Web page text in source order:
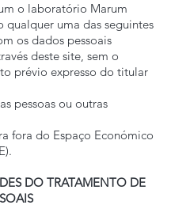
o laboratório Marum
qualquer uma das seguintes
os dados pessoais
deste site, sem o
prévio expresso do titular
pessoas ou outras
fora do Espaço Económico
DO TRATAMENTO DE